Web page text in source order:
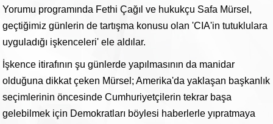
Yorumu programında Fethi Çağıl ve hukukçu Safa Mürsel,
geçtiğimiz günlerin de tartışma konusu olan 'CIA'in tutuklulara
uyguladığı işkenceleri' ele aldılar.
İşkence itirafının şu günlerde yapılmasının da manidar
olduğuna dikkat çeken Mürsel; Amerika'da yaklaşan başkanlık
seçimlerinin öncesinde Cumhuriyetçilerin tekrar başa
gelebilmek için Demokratları böylesi haberlerle yıpratmaya